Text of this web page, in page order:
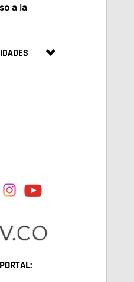
a la